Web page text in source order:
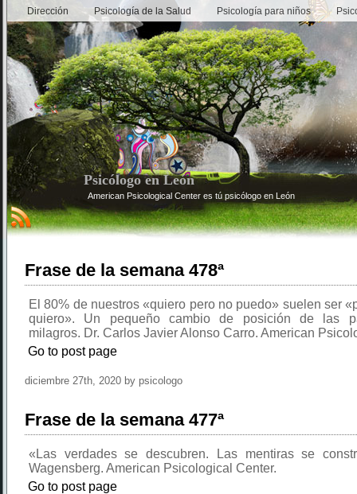
Dirección Psicología de la Salud Psicología para niños
Psicólogo en León
American Psicological Center es tú psicólogo en León
Frase de la semana 478ª
El 80% de nuestros «quiero pero no puedo» suelen ser
quiero». Un pequeño cambio de posición de las
milagros. Dr. Carlos Javier Alonso Carro. American
Go to post page
diciembre 27th, 2020 by psicologo
Frase de la semana 477ª
«Las verdades se descubren. Las mentiras se
Wagensberg. American Psicological Center.
Go to post page